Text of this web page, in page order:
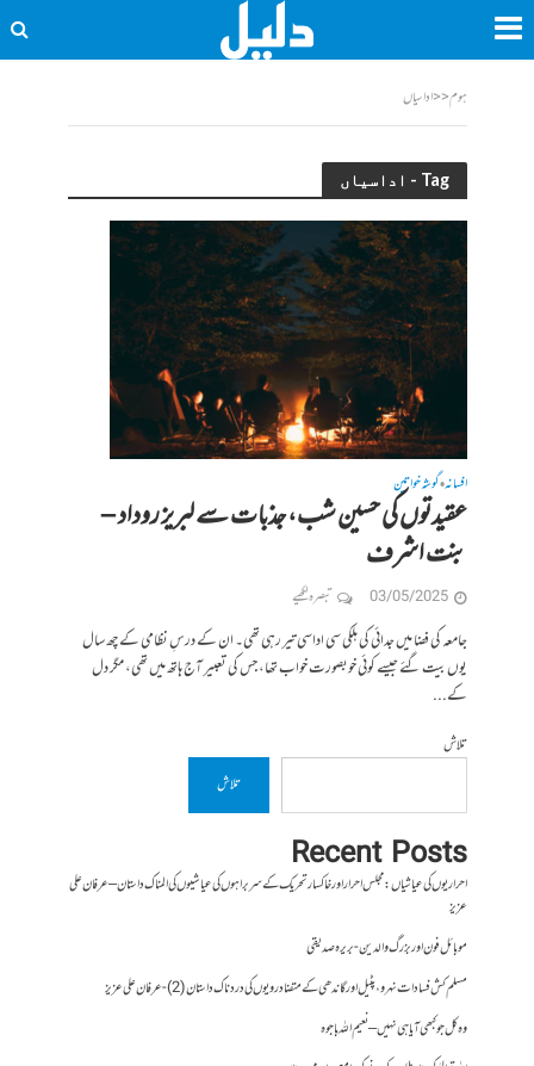
ہوم<<اداسیاں
Tag - اداسیاں
افسانہ•گوشہ خواتین
عقیدتوں کی حسین شب، جذبات سے لبریز روداد –
بنت اشرف
03/05/2025 تبصرہ لکھیے
جامعہ کی فضا میں جدائی کی ہلکی سی اداسی تیر رہی تھی۔ ان کے درسِ نظامی کے چھ سال
یوں بیت گئے جیسے کوئی خوبصورت خواب تھا، جس کی تعبیر آج ہاتھ میں تھی، مگر دل
کے...
تلاش
تلاش
Recent Posts
احراریوں کی عیاشیاں : مجلس احرار اور خاکسار تحریک کے سربراہوں کی عیاشیوں کی المناک داستان – عرفان علی
عزیز
موبائل فون اور بزرگ والدین- بریرہ صدیقی
مسلم کش فسادات نہرو، پٹیل اور گاندھی کے متضاد رویوں کی درد ناک داستان (2)- عرفان علی عزیز
وہ کل جو کبھی آیا ہی نہیں – نعیم اللہ باجوہ